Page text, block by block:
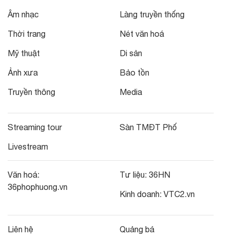
Âm nhạc
Thời trang
Mỹ thuật
Ảnh xưa
Truyền thông
Làng truyền thống
Nét văn hoá
Di sản
Bảo tồn
Media
Streaming tour
Livestream
Sàn TMĐT Phố
Văn hoá:
36phophuong.vn
Tư liệu: 36HN
Kinh doanh: VTC2.vn
Liên hệ Quảng bá